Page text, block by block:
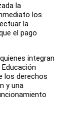
la
los
la
el pago
integran
los derechos
y una